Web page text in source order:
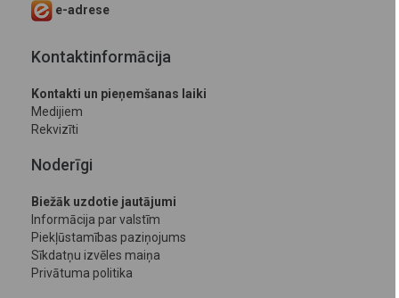
e-adrese
Kontaktinformācija
Kontakti un pieņemšanas laiki
Medijiem
Rekvizīti
Noderīgi
Biežāk uzdotie jautājumi
Informācija par valstīm
Piekļūstamības paziņojums
Sīkdatņu izvēles maiņa
Privātuma politika